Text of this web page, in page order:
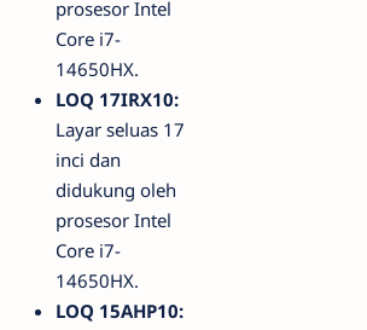
prosesor Intel
Core i7-
14650HX.
LOQ 17IRX10:
Layar seluas 17
inci dan
didukung oleh
prosesor Intel
Core i7-
14650HX.
LOQ 15AHP10: